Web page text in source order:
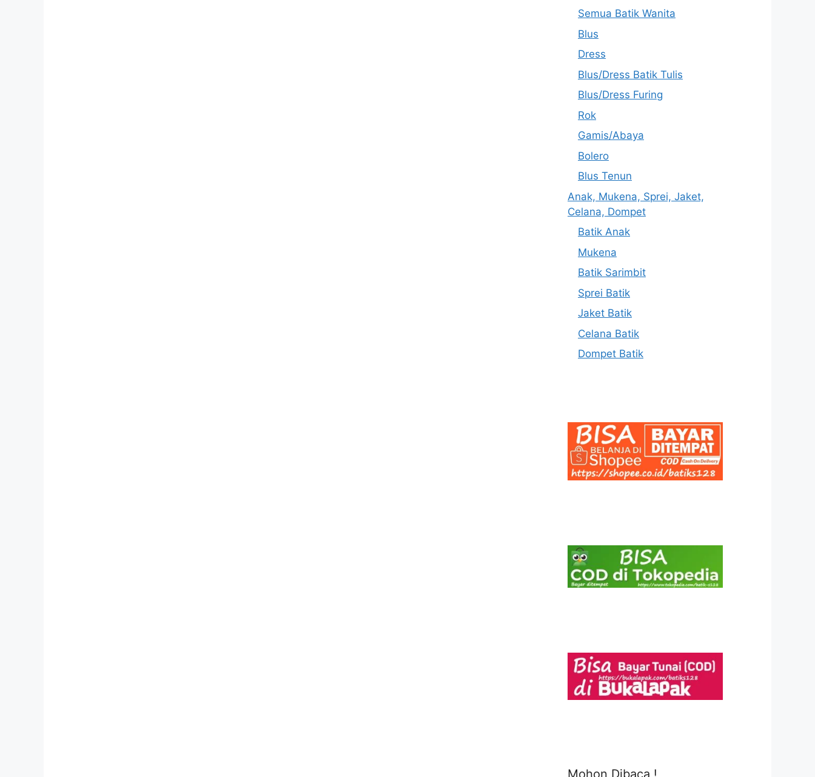
Semua Batik Wanita
Blus
Dress
Blus/Dress Batik Tulis
Blus/Dress Furing
Rok
Gamis/Abaya
Bolero
Blus Tenun
Anak, Mukena, Sprei, Jaket,
Celana, Dompet
Batik Anak
Mukena
Batik Sarimbit
Sprei Batik
Jaket Batik
Celana Batik
Dompet Batik
Mohon Dibaca !